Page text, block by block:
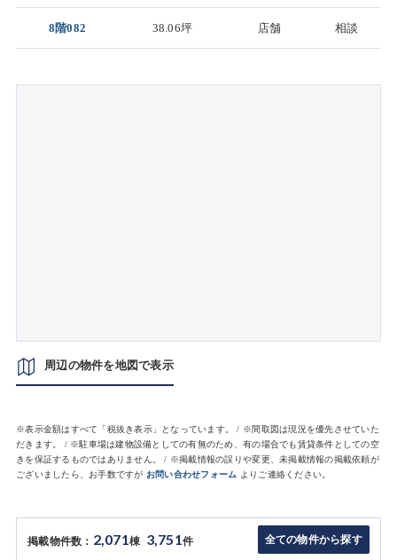
8階082 38.06坪 店舗 相談
周辺の物件を地図で表示
※表示金額はすべて「税抜き表示」となっています。 / ※間取図は現況を優先させていた
だきます。 / ※駐車場は建物設備としての有無のため、有の場合でも賃貸条件としての空
きを保証するものではありません。 / ※掲載情報の誤りや変更、未掲載情報の掲載依頼が
ございましたら、お手数ですが お問い合わせフォーム よりご連絡ください。
掲載物件数： 2,071棟 3,751件 全ての物件から探す